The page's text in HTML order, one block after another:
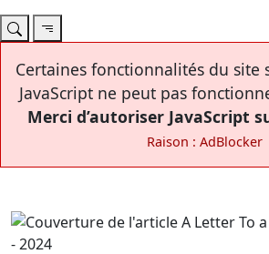
Certaines fonctionnalités du site
JavaScript ne peut pas
Merci d’autoriser JavaScript
Raison : AdBlocker